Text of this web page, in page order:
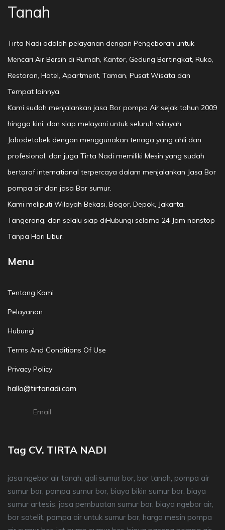
Tanah
Tirta Nadi adalah pelayanan dengan Pengeboran untuk
Mencari Air Bersih di Rumah, Kantor, Gedung Bertingkat, Ruko,
Restoran, Hotel, Apartment, Taman, Pusat Wisata dan
Tempat lainnya.
Kami sudah menjalankan jasa Bor pompa Air sejak tahun 2009
hingga kini, dan siap melayani untuk seluruh wilayah
Jabodetabek dengan menggunakan tenaga yang ahli dan
profesional, dan juga Tirta Nadi memiliki Mesin yang sudah
bertaraf international terpercaya dalam menjalankan Jasa Bor
pompa air dan jasa Bor sumur.
Kami meliputi Wilayah Bekasi, Bogor, Depok, Jakarta,
Tangerang, dan selalu siap diHubungi selama 24 Jam nonstop
Tanpa Hari Libur.
Menu
Tentang Kami
Pelayanan
Hubungi
Terms And Conditions Of Use
Privacy Policy
hallo@tirtanadi.com
Email
Tag CV. TIRTA NADI
jasa ngebor air tanah, gali sumur bor, bor tanah, pompa air
sumur bor, pompa sumur bor, biaya bikin sumur bor, biaya
sumur artesis, jasa pembuatan sumur bor, biaya ngebor air,
bor satelit, pompa air untuk sumur bor, harga mesin pompa